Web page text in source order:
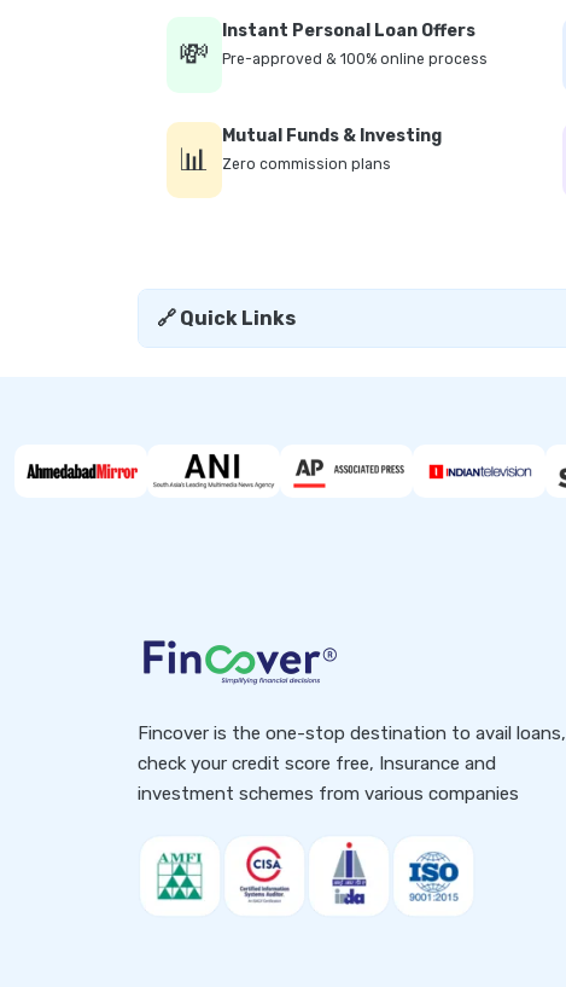
💸
Instant Personal Loan Offers
Pre-approved & 100% online process
📊
Mutual Funds & Investing
Zero commission plans
🔗 Quick Links
Fincover is the one-stop destination to avail loans,
check your credit score free, Insurance and
investment schemes from various companies